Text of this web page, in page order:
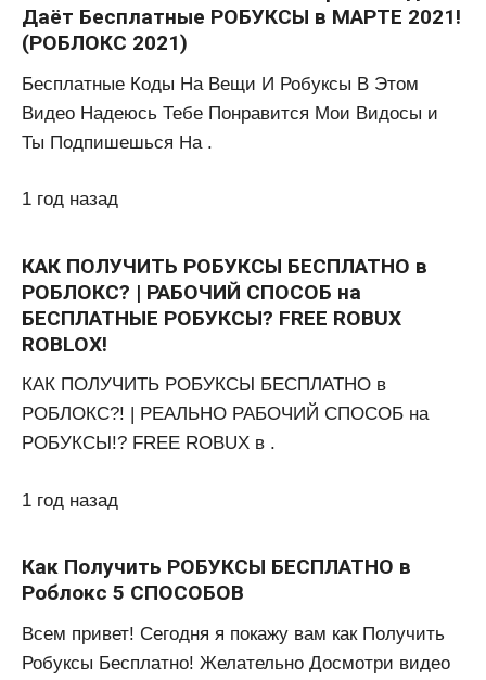
Даёт Бесплатные РОБУКСЫ в МАРТЕ 2021!
(РОБЛОКС 2021)
Бесплатные Коды На Вещи И Робуксы В Этом
Видео Надеюсь Тебе Понравится Мои Видосы и
Ты Подпишешься На .
1 год назад
КАК ПОЛУЧИТЬ РОБУКСЫ БЕСПЛАТНО в
РОБЛОКС? | РАБОЧИЙ СПОСОБ на
БЕСПЛАТНЫЕ РОБУКСЫ? FREE ROBUX
ROBLOX!
КАК ПОЛУЧИТЬ РОБУКСЫ БЕСПЛАТНО в
РОБЛОКС?! | РЕАЛЬНО РАБОЧИЙ СПОСОБ на
РОБУКСЫ!? FREE ROBUX в .
1 год назад
Как Получить РОБУКСЫ БЕСПЛАТНО в
Роблокс 5 СПОСОБОВ
Всем привет! Сегодня я покажу вам как Получить
Робуксы Бесплатно! Желательно Досмотри видео